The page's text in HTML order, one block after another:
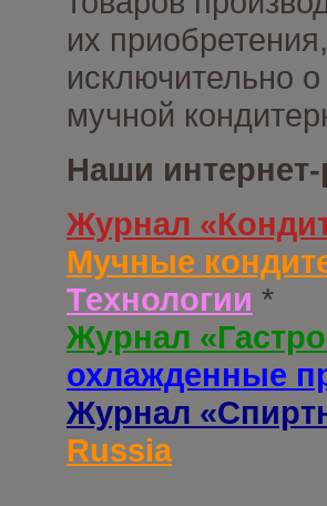
их
исключительно
мучной
Наши
Журнал
Мучные
Технологии *
Журнал
охлажденные
Журнал
Russia